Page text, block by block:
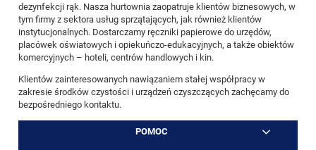
dezynfekcji rąk. Nasza hurtownia zaopatruje klientów biznesowych, w
tym firmy z sektora usług sprzątających, jak również klientów
instytucjonalnych. Dostarczamy ręczniki papierowe do urzędów,
placówek oświatowych i opiekuńczo-edukacyjnych, a także obiektów
komercyjnych – hoteli, centrów handlowych i kin.
Klientów zainteresowanych nawiązaniem stałej współpracy w
zakresie środków czystości i urządzeń czyszczących zachęcamy do
bezpośredniego kontaktu.
POMOC